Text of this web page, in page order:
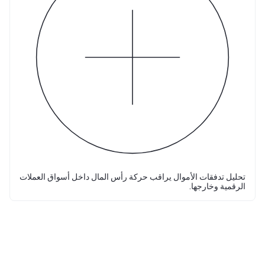
تحليل تدفقات الأموال يراقب حركة رأس المال داخل أسواق العملات
الرقمية وخارجها.